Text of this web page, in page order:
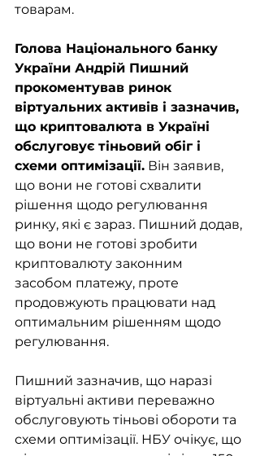
товарам.
Голова Національного банку
України Андрій Пишний
прокоментував ринок
віртуальних активів і зазначив,
що криптовалюта в Україні
обслуговує тіньовий обіг і
схеми оптимізації. Він заявив,
що вони не готові схвалити
рішення щодо регулювання
ринку, які є зараз. Пишний додав,
що вони не готові зробити
криптовалюту законним
засобом платежу, проте
продовжують працювати над
оптимальним рішенням щодо
регулювання.
Пишний зазначив, що наразі
віртуальні активи переважно
обслуговують тіньові обороти та
схеми оптимізації. НБУ очікує, що